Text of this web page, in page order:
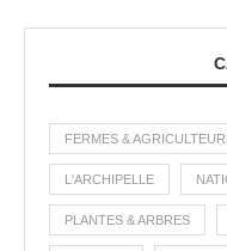
FERMES &
L'ARCHIPELLE
PLANTES & ARBRES